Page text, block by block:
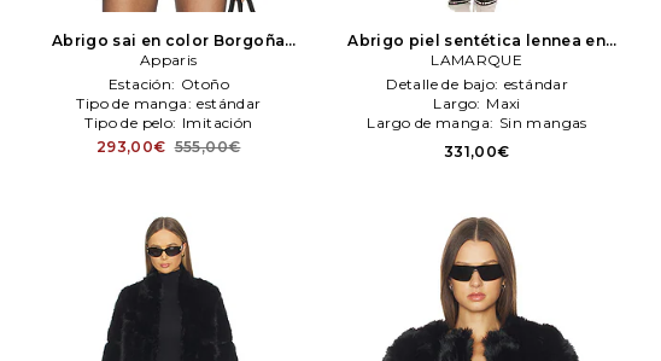
Abrigo sai en color Borgoña
Apparis
Apparis
Estación: Otoño
Tipo de manga: estándar
Tipo de pelo: Imitación
293,00€ 555,00€
Abrigo piel sentética lennea en
color negro LAMARQUE
LAMARQUE
Detalle de bajo: estándar
Largo: Maxi
Largo de manga: Sin mangas
331,00€